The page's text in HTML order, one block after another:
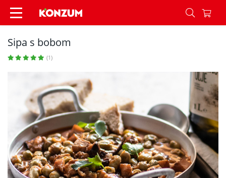
Sipa s bobom - Recepti - Konzum
Sipa s bobom
(1)